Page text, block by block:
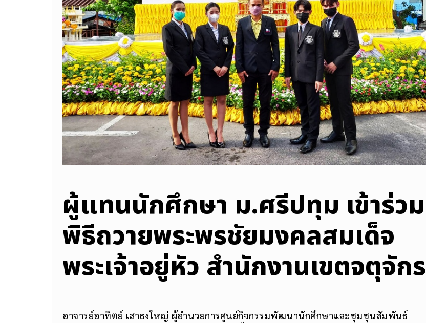
ผู้แทนนักศึกษา ม.ศรีปทุม เข้าร่วม
พิธีถวายพระพรชัยมงคลสมเด็จ
พระเจ้าอยู่หัว สำนักงานเขตจตุจักร
อาจารย์อาทิตย์ เสาธงใหญ่ ผู้อำนวยการศูนย์กิจกรรมพัฒนานักศึกษาและชุมชุนสัมพันธ์